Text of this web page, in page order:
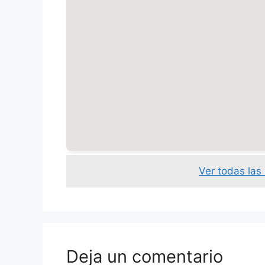
Ver todas las
Deja un comentario